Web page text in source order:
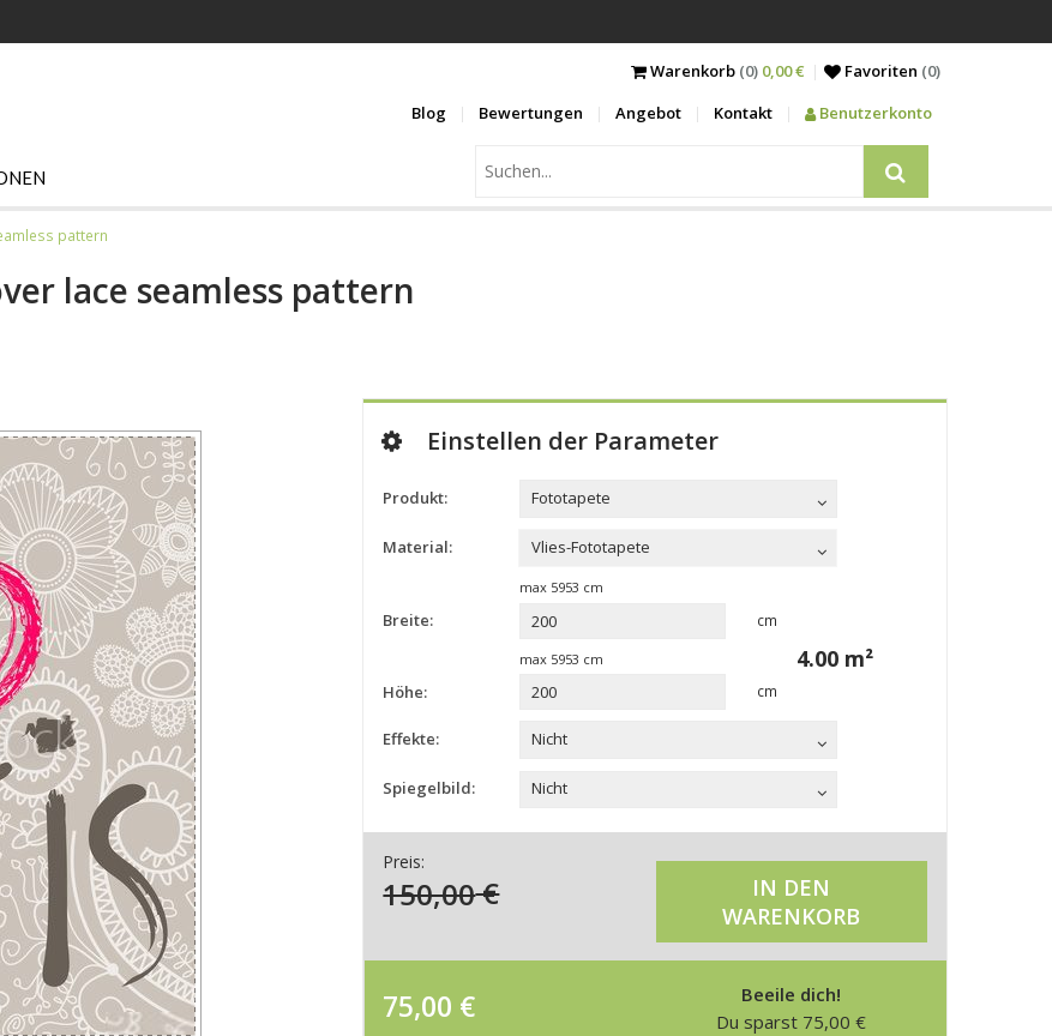
Warenkorb(0) 0,00 € Favoriten (0)
Blog
Bewertungen Angebot Kontakt Benutzerkonto
pattern
lace seamless pattern
Einstellen der Parameter
Produkt: Fototapete
Material: Vlies-Fototapete
max 5953 cm
Breite: cm
max 5953 cm
Höhe: cm
4.00 m²
Effekte: Nicht
Spiegelbild: Nicht
Preis:
150,00€
IN DEN
WARENKORB
75,00 €
Beeile dich!
Du sparst 75,00 €